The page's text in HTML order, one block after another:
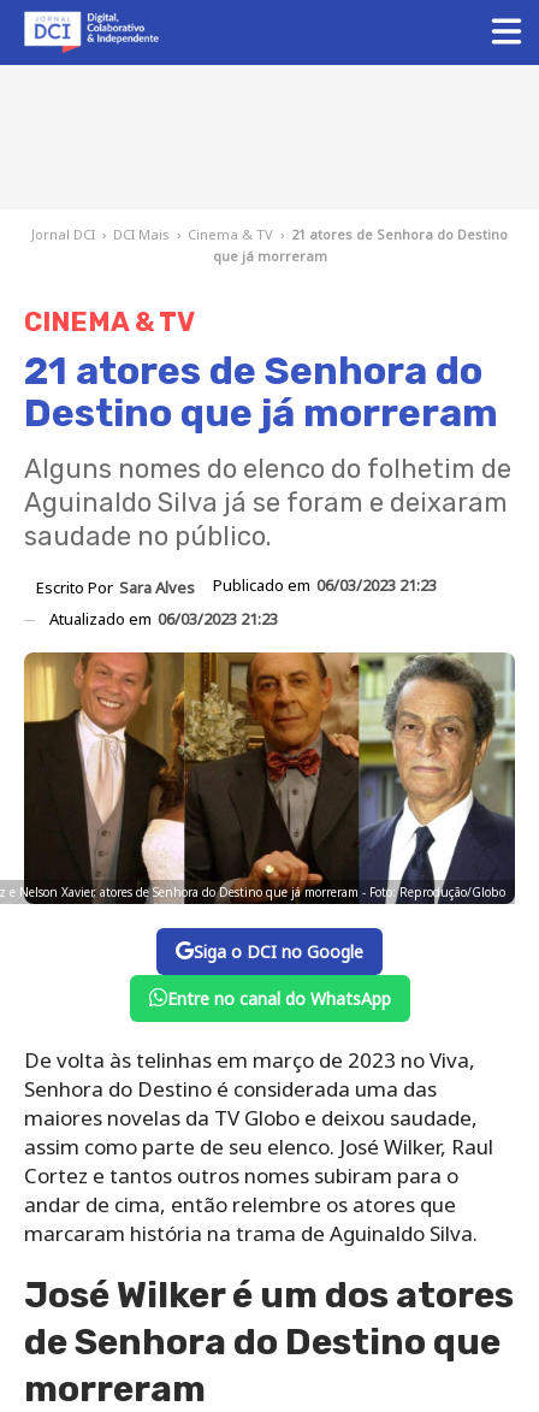
Jornal DCI › DCI Mais › Cinema & TV › 21 atores de Senhora do Destino
que já morreram
CINEMA & TV
21 atores de Senhora do
Destino que já morreram
Alguns nomes do elenco do folhetim de
Aguinaldo Silva já se foram e deixaram
saudade no público.
Escrito Por Sara Alves Publicado em 06/03/2023 21:23
Atualizado em 06/03/2023 21:23
Nelson Xavier, atores de Senhora do Destino que já morreram - Foto: Reprodução/Globo
Siga o DCI no Google
Entre no canal do WhatsApp
De volta às telinhas em março de 2023 no Viva,
Senhora do Destino é considerada uma das
maiores novelas da TV Globo e deixou saudade,
assim como parte de seu elenco. José Wilker, Raul
Cortez e tantos outros nomes subiram para o
andar de cima, então relembre os atores que
marcaram história na trama de Aguinaldo Silva.
José Wilker é um dos atores
de Senhora do Destino que
morreram